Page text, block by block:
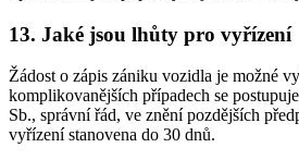
13. Jaké jsou lhůty pro vyřízení
Žádost o zápis zániku vozidla je možné
komplikovanějších případech se
Sb., správní řád, ve znění pozdějších
vyřízení stanovena do 30 dnů.